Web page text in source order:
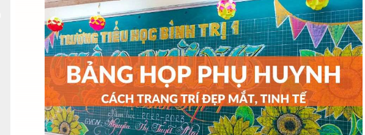
Chuyển nhà trọn gói, không lo dọn
dẹp nơi đi nơi đến
Vệ sinh công nghiệp NEW
Vệ sinh chuyên nghiệp cho văn
phòng, nhà xưởng, công trình lớn